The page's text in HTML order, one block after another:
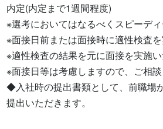
内定(内定まで1週間程度)
※選考においてはなるべくスピーディ
※面接日前または面接時に適性検査を
※適性検査の結果を元に面接を実施い
※面接日等は考慮しますので、ご相談
◆入社時の提出書類として、前職場
提出いただきます。